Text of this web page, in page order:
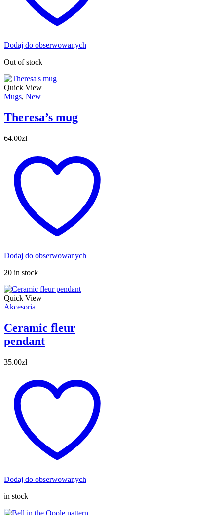
Dodaj do obserwowanych
Out of stock
Quick View
Mugs, New
Theresa’s mug
64.00zł
Dodaj do obserwowanych
20 in stock
Quick View
Akcesoria
Ceramic fleur
pendant
35.00zł
Dodaj do obserwowanych
in stock